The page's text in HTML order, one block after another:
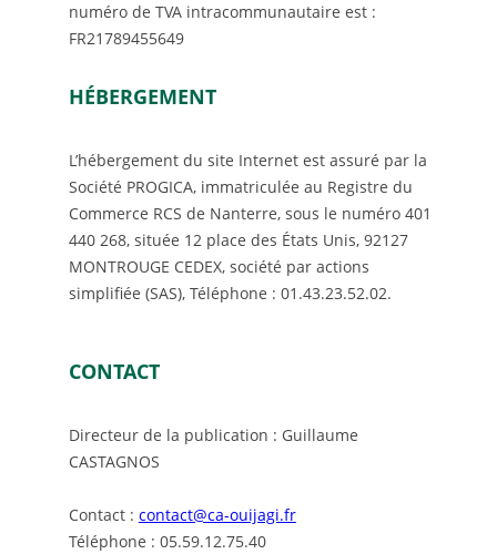
numéro de TVA intracommunautaire est :
FR21789455649
HÉBERGEMENT
L’hébergement du site Internet est assuré par la
Société PROGICA, immatriculée au Registre du
Commerce RCS de Nanterre, sous le numéro 401
440 268, située 12 place des États Unis, 92127
MONTROUGE CEDEX, société par actions
simplifiée (SAS), Téléphone : 01.43.23.52.02.
CONTACT
Directeur de la publication : Guillaume
CASTAGNOS
Contact : contact@ca-ouijagi.fr
Téléphone : 05.59.12.75.40